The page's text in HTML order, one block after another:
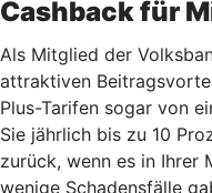
Cashback für
Als Mitglied der
attraktiven
Plus-Tarifen sogar von
Sie jährlich bis zu 10
zurück, wenn es in Ihrer
wenige Schadensfälle